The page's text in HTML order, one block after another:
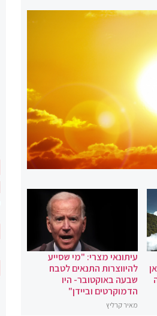
עיתונאי מצרי: "מי שסייע
להיווצרות התנאים לטבח
שבעה באוקטובר- היו
הדמוקרטים וביידן"
מאיר קרליץ